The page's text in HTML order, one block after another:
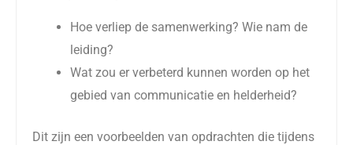
Hoe verliep de samenwerking? Wie nam de
leiding?
Wat zou er verbeterd kunnen worden op het
gebied van communicatie en helderheid?
Dit zijn een voorbeelden van opdrachten die tijdens